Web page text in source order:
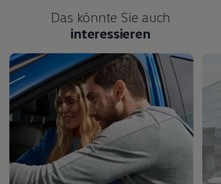
Das könnte Sie auch
interessieren